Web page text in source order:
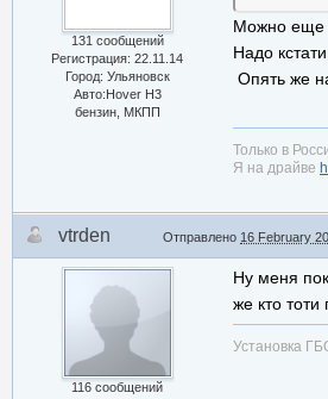
131 сообщений
Регистрация: 22.11.14
Город: Ульяновск
Авто:Hover H3
бензин, МКПП
Можно еще
Надо
Опять же
Только в
Я на драйве
vtrden Отправлено 16 February
116 сообщений
Ну меня
же кто
Установка